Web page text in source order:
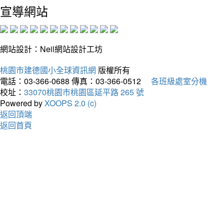
宣導網站
網站設計：Neil網站設計工坊
桃園市建德國小全球資訊網 版權所有
電話：03-366-0688 傳真：03-366-0512
各班級處室分機
校址： 33070桃園市桃園區延平路 265 號
Powered byXOOPS 2.0 (c)
返回頂端
返回首頁